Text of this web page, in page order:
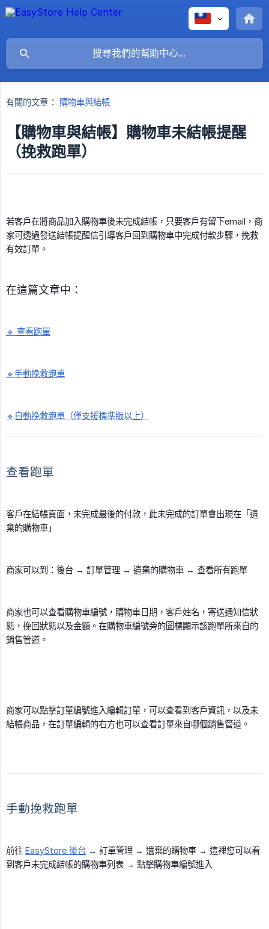
有關的文章： 購物車與結帳
【購物車與結帳】購物車未結帳提醒
（挽救跑單）
若客戶在將商品加入購物車後未完成結帳，只要客戶有留下email，商
家可透過發送結帳提醒信引導客戶回到購物車中完成付款步驟，挽救
有效訂單。
在這篇文章中：
🔹 查看跑單
🔹手動挽救跑單
🔹自動挽救跑單（僅支援標準版以上）
查看跑單
客戶在結帳頁面，未完成最後的付款，此未完成的訂單會出現在「遺
棄的購物車」
商家可以到：後台 → 訂單管理 → 遺棄的購物車 → 查看所有跑單
商家也可以查看購物車編號，購物車日期，客戶姓名，寄送通知信狀
態，挽回狀態以及金額。在購物車編號旁的圖標顯示該跑單所來自的
銷售管道。
商家可以點擊訂單編號進入編輯訂單，可以查看到客戶資訊，以及未
結帳商品，在訂單編輯的右方也可以查看訂單來自哪個銷售管道。
手動挽救跑單
前往 EasyStore 後台 → 訂單管理 → 遺棄的購物車 → 這裡您可以看
到客戶未完成結帳的購物車列表 → 點擊購物車編號進入